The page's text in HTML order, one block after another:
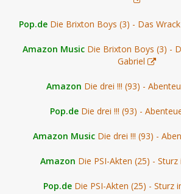
Pop.de Die Brixton Boys (3) - Das
Amazon Music Die Brixton Boys (3) -
Gabriel
Amazon Die drei !!! (93) -
Pop.de Die drei !!! (93) -
Amazon Music Die drei !!! (93) -
Amazon Die PSI-Akten (25) -
Pop.de Die PSI-Akten (25) - Sturz